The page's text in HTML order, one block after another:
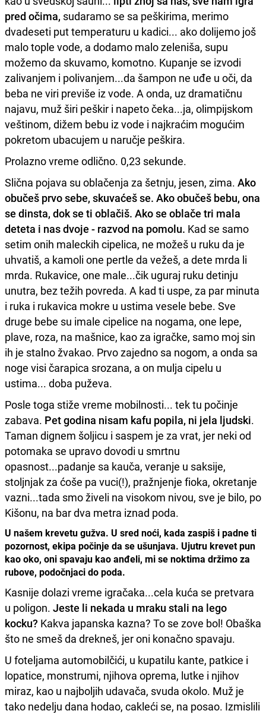
pred očima, sudaramo se sa peškirima, merimo
dvadeseti put temperaturu u kadici... ako dolijemo još
malo tople vode, a dodamo malo zeleniša, supu
možemo da skuvamo, komotno. Kupanje se izvodi
zalivanjem i polivanjem...da šampon ne uđe u oči, da
beba ne viri previše iz vode. A onda, uz dramatičnu
najavu, muž širi peškir i napeto čeka...ja, olimpijskom
veštinom, dižem bebu iz vode i najkraćim mogućim
pokretom ubacujem u naručje peškira.
Prolazno vreme odlično. 0,23 sekunde.
Slična pojava su oblačenja za šetnju, jesen, zima. Ako
obučeš prvo sebe, skuvaćeš se. Ako obučeš bebu, ona
se dinsta, dok se ti oblačiš. Ako se oblače tri mala
deteta i nas dvoje - razvod na pomolu. Kad se samo
setim onih maleckih cipelica, ne možeš u ruku da je
uhvatiš, a kamoli one pertle da vežeš, a dete mrda li
mrda. Rukavice, one male...čik uguraj ruku detinju
unutra, bez težih povreda. A kad ti uspe, za par minuta
i ruka i rukavica mokre u ustima vesele bebe. Sve
druge bebe su imale cipelice na nogama, one lepe,
plave, roza, na mašnice, kao za igračke, samo moj sin
ih je stalno žvakao. Prvo zajedno sa nogom, a onda sa
noge visi čarapica srozana, a on mulja cipelu u
ustima... doba puževa.
Posle toga stiže vreme mobilnosti... tek tu počinje
zabava. Pet godina nisam kafu popila, ni jela ljudski.
Taman dignem šoljicu i saspem je za vrat, jer neki od
potomaka se upravo dovodi u smrtnu
opasnost...padanje sa kauča, veranje u saksije,
stoljnjak za ćoše pa vuci(!), pražnjenje fioka, okretanje
vazni...tada smo živeli na visokom nivou, sve je bilo, po
Kišonu, na bar dva metra iznad poda.
U našem krevetu gužva. U sred noći, kada zaspiš i padne ti
pozornost, ekipa počinje da se ušunjava. Ujutru krevet pun
kao oko, oni spavaju kao anđeli, mi se noktima držimo za
rubove, podočnjaci do poda.
Kasnije dolazi vreme igračaka...cela kuća se pretvara
u poligon. Jeste li nekada u mraku stali na lego
kocku? Kakva japanska kazna? To se zove bol! Obaška
što ne smeš da drekneš, jer oni konačno spavaju.
U foteljama automobilčići, u kupatilu kante, patkice i
lopatice, monstrumi, njihova oprema, lutke i njihov
miraz, kao u najboljih udavača, svuda okolo. Muž je
tako nedelju dana hodao, cakleći se, na posao. Izmislili